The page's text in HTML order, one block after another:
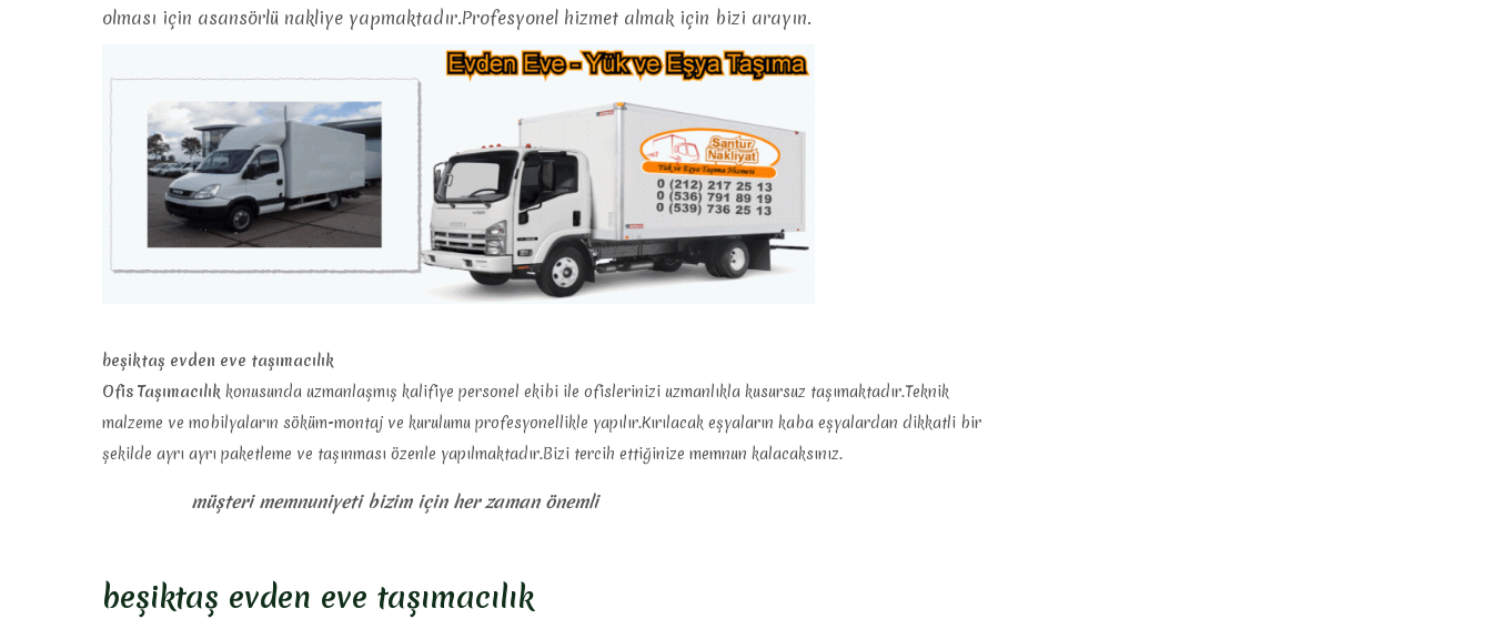
olması için asansörlü nakliye yapmaktadır.Profesyonel hizmet almak için bizi arayın.
beşiktaş evden eve taşımacılık
Ofis Taşımacılık konusunda uzmanlaşmış kalifiye personel ekibi ile ofislerinizi uzmanlıkla kusursuz taşımaktadır.Teknik
malzeme ve mobilyaların söküm-montaj ve kurulumu profesyonellikle yapılır.Kırılacak eşyaların kaba eşyalardan dikkatli bir
şekilde ayrı ayrı paketleme ve taşınması özenle yapılmaktadır.Bizi tercih ettiğinize memnun kalacaksınız.
müşteri memnuniyeti bizim için her zaman önemli
beşiktaş evden eve taşımacılık